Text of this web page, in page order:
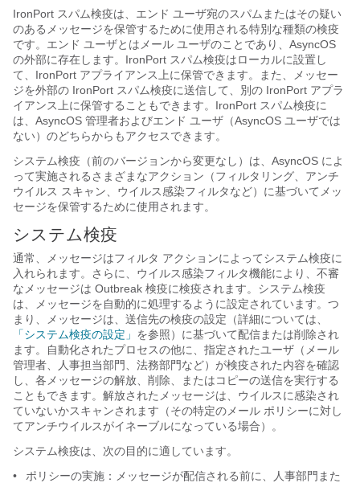
IronPort スパム検疫は、エンド ユーザ宛のスパムまたはその疑い
のあるメッセージを保管するために使用される特別な種類の検疫
です。エンド ユーザとはメール ユーザのことであり、AsyncOS
の外部に存在します。IronPort スパム検疫はローカルに設置し
て、IronPort アプライアンス上に保管できます。また、メッセー
ジを外部の IronPort スパム検疫に送信して、別の IronPort アプラ
イアンス上に保管することもできます。IronPort スパム検疫に
は、AsyncOS 管理者およびエンド ユーザ（AsyncOS ユーザでは
ない）のどちらからもアクセスできます。
システム検疫（前のバージョンから変更なし）は、AsyncOS によ
って実施されるさまざまなアクション（フィルタリング、アンチ
ウイルス スキャン、ウイルス感染フィルタなど）に基づいてメッ
セージを保管するために使用されます。
システム検疫
通常、メッセージはフィルタ アクションによってシステム検疫に
入れられます。さらに、ウイルス感染フィルタ機能により、不審
なメッセージは Outbreak 検疫に検疫されます。システム検疫
は、メッセージを自動的に処理するように設定されています。つ
まり、メッセージは、送信先の検疫の設定（詳細については、
「システム検疫の設定」 を参照）に基づいて配信または削除され
ます。自動化されたプロセスの他に、指定されたユーザ（メール
管理者、人事担当部門、法務部門など）が検疫された内容を確認
し、各メッセージの解放、削除、またはコピーの送信を実行する
こともできます。解放されたメッセージは、ウイルスに感染され
ていないかスキャンされます（その特定のメール ポリシーに対し
てアンチウイルスがイネーブルになっている場合）。
システム検疫は、次の目的に適しています。
•
ポリシーの実施：メッセージが配信される前に、人事部門また